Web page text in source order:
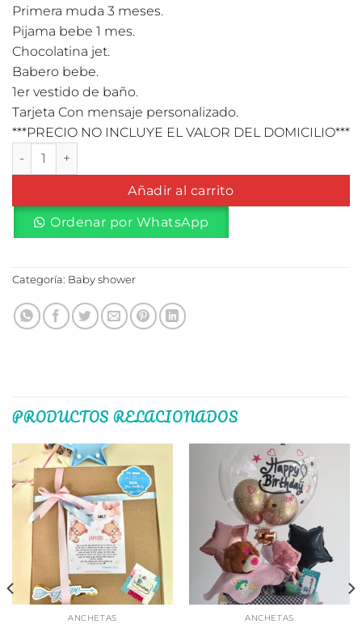
Primera muda 3 meses.
Pijama bebe 1 mes.
Chocolatina jet.
Babero bebe.
1er vestido de baño.
Tarjeta Con mensaje personalizado.
***PRECIO NO INCLUYE EL VALOR DEL DOMICILIO***
Bienvenida beba cantidad
Añadir al carrito
Ordenar por WhatsApp
Categoría: Baby shower
PRODUCTOS RELACIONADOS
ANCHETAS ANCHETAS